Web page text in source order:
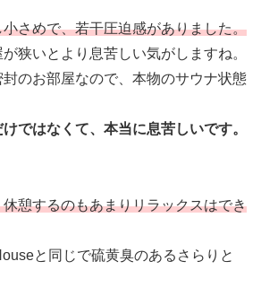
さめで、若干圧迫感がありました。
狭いとより息苦しい気がしますね。
のお部屋なので、本物のサウナ状態
ではなくて、本当に息苦しいです。
憩するのもあまりリラックスはでき
と同じで硫黄臭のあるさらりと